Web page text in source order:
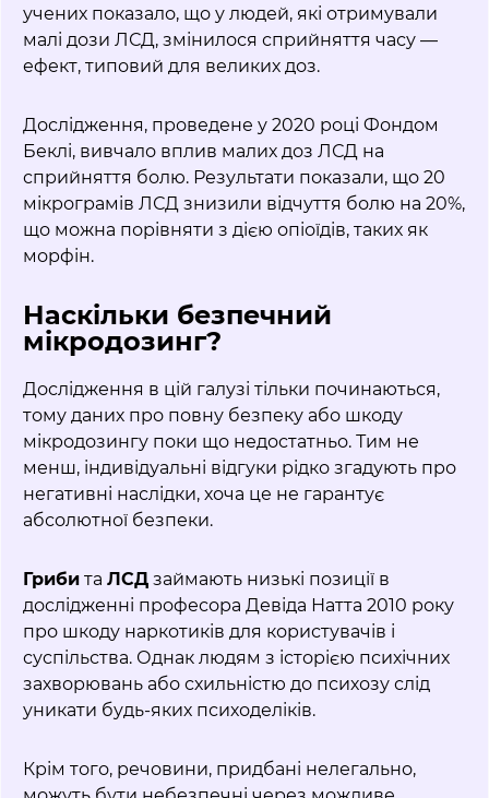
учених показало, що у людей, які отримували
малі дози ЛСД, змінилося сприйняття часу —
ефект, типовий для великих доз.
Дослідження, проведене у 2020 році Фондом
Беклі, вивчало вплив малих доз ЛСД на
сприйняття болю. Результати показали, що 20
мікрограмів ЛСД знизили відчуття болю на 20%,
що можна порівняти з дією опіоїдів, таких як
морфін.
Наскільки безпечний
мікродозинг?
Дослідження в цій галузі тільки починаються,
тому даних про повну безпеку або шкоду
мікродозингу поки що недостатньо. Тим не
менш, індивідуальні відгуки рідко згадують про
негативні наслідки, хоча це не гарантує
абсолютної безпеки.
Гриби та ЛСД займають низькі позиції в
дослідженні професора Девіда Натта 2010 року
про шкоду наркотиків для користувачів і
суспільства. Однак людям з історією психічних
захворювань або схильністю до психозу слід
уникати будь-яких психоделіків.
Крім того, речовини, придбані нелегально,